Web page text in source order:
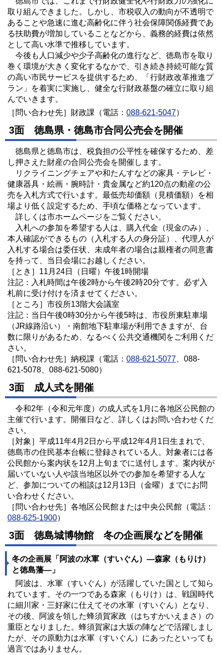
取り組んできました。しかし、市税収入の動向が不透明で
あることや急速に進む高齢化に伴う社会保障関係経費であ
る扶助費が増加していることなどから、義務的経費は依然
として高い水準で推移しています。
今後も人口減少や少子高齢化の進行など、徳島市を取り
巻く環境が大きく変化するなかで、引き続き持続可能な質
の高い市民サービスを提供するため、「行財政改革推進プ
ラン」を着実に実施し、健全な行財政基盤の確立に取り組
んでいきます。
［問い合わせ先］財政課（電話： 088-621-5047）
3面 徳島県・徳島市合同公売会を開催
徳島県と徳島市は、税負担の公平性を確保するため、差
し押さえた財産の合同公売会を開催します。
リクライニングチェアや和たんすなどの家具・テレビ・
健康器具・絵画・腕時計・貴金属など約120点の動産の公
売を入札方式で行います。最低売却価額（見積価額）を相
場より低く設定するため、手頃な価格となっています。
詳しくは市ホームページをご覧ください。
入札への参加を希望する人は、購入代金（現金のみ）、
本人確認ができるもの（入札する人の身分証）、代理人が
入札する場合は委任状、未成年者の場合は親権者の同意書
を持って、当日会場にお越しください。
［とき］11月24日（日曜）午後1時開場
注記：入札時間は午後2時から午後2時20分です。必ず入
札前に受け付けを済ませてください。
［ところ］市役所13階大会議室
注記：当日午後0時30分から午後5時は、市役所東駐車場
（JR線路沿い）・南館地下駐車場が利用できますが、台
数に限りがあるため、なるべく公共交通機関をご利用くだ
さい。
［問い合わせ先］納税課（電話： 088-621-5077 、088-
621-5078、088-621-5080）
3面 成人式を開催
令和2年（令和元年度）の成人式を1月に各地区公民館の
主催で行います。開催日など、詳しくはお問い合わせくだ
さい。
［対象］平成11年4月2日から平成12年4月1日生まれで、
徳島市の住民基本台帳に登録されている人。対象者には各
公民館から案内状を12月上旬までに送付します。案内状が
届いていない人や該当地区以外での参加を希望する人な
ど、参加についての相談は12月13日（金曜）までにお問
い合わせください。
［問い合わせ先］各地区公民館または中央公民館（電話：
088-625-1900）
3面 徳島城博物館 冬の企画展などを開催
冬の企画展「阿波の水軍（すいぐん）―森家（もりけ）
と徳島藩―」
阿波は、水軍（すいぐん）が活躍していた国として知ら
れています。その一つである森家（もりけ）は、戦国時代
に細川家・三好家に仕えてその水軍（すいぐん）となり、
その後、阿波を領した蜂須賀家政（はちすかいえまさ）の
重臣となりました。蜂須賀家は大坂の陣などで活躍しまし
たが、その原動力は水軍（すいぐん）にあったといっても
過言ではありません。